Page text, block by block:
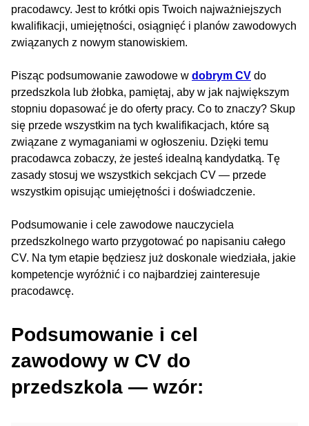
pracodawcy. Jest to krótki opis Twoich najważniejszych
kwalifikacji, umiejętności, osiągnięć i planów zawodowych
związanych z nowym stanowiskiem.
Pisząc podsumowanie zawodowe w dobrym CV do
przedszkola lub żłobka, pamiętaj, aby w jak największym
stopniu dopasować je do oferty pracy. Co to znaczy? Skup
się przede wszystkim na tych kwalifikacjach, które są
związane z wymaganiami w ogłoszeniu. Dzięki temu
pracodawca zobaczy, że jesteś idealną kandydatką. Tę
zasady stosuj we wszystkich sekcjach CV — przede
wszystkim opisując umiejętności i doświadczenie.
Podsumowanie i cele zawodowe nauczyciela
przedszkolnego warto przygotować po napisaniu całego
CV. Na tym etapie będziesz już doskonale wiedziała, jakie
kompetencje wyróżnić i co najbardziej zainteresuje
pracodawcę.
Podsumowanie i cel
zawodowy w CV do
przedszkola — wzór: